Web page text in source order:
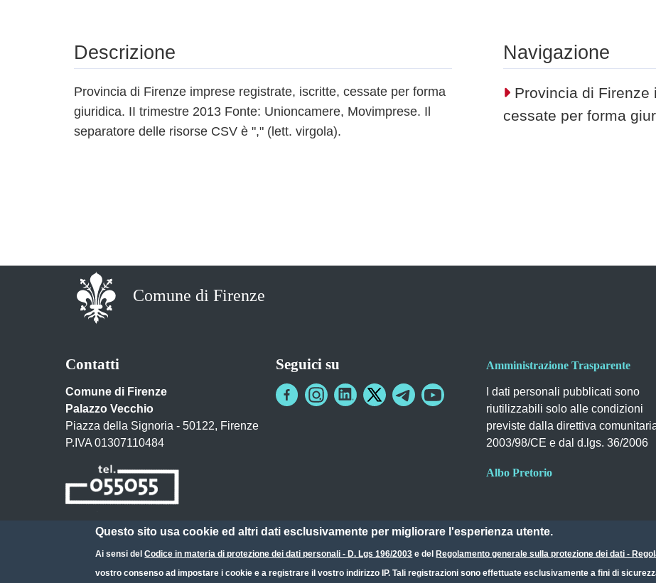
Descrizione
Provincia di Firenze imprese registrate, iscritte, cessate per forma
giuridica. II trimestre 2013 Fonte: Unioncamere, Movimprese. Il
separatore delle risorse CSV è "," (lett. virgola).
Navigazione
Provincia di Firenze
cessate per forma
Comune di Firenze
Contatti
Comune di Firenze
Palazzo Vecchio
Piazza della Signoria - 50122, Firenze
P.IVA 01307110484
Posta Elettronica Certificata
Seguici su Amministrazione Trasparente
I dati personali pubblicati sono
riutilizzabili solo alle condizioni
previste dalla direttiva
2003/98/CE e dal d.lgs. 36/2006
Albo Pretorio
Questo sito usa cookie ed altri dati esclusivamente per migliorare l'esperienza utente.
Ai sensi delCodice in materia di protezione dei dati personali - D. Lgs 196/2003 e del Regolamento generale sulla protezione dei dati -
vostro consenso ad impostare i cookie e a registrare il vostro indirizzo IP. Tali registrazioni sono effettuate esclusivamente a fini di